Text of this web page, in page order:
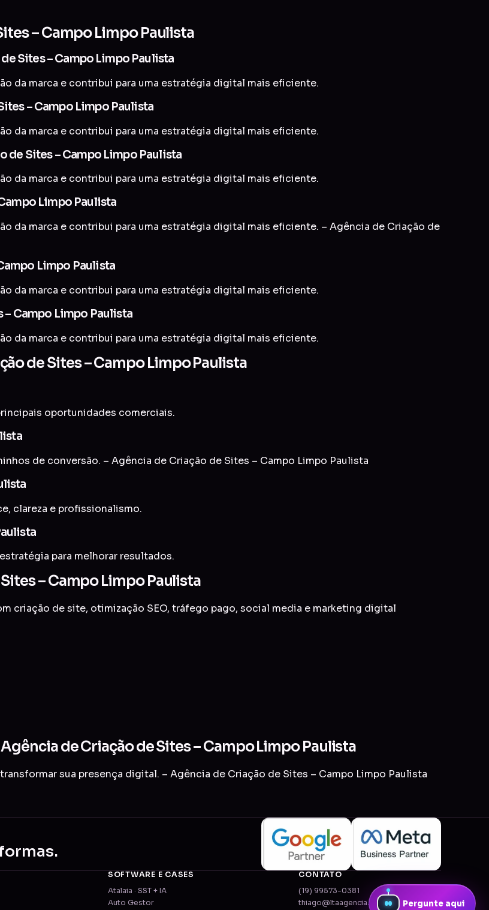
– Campo Limpo Paulista
Sites – Campo Limpo Paulista
da marca e contribui para uma estratégia digital mais eficiente.
– Campo Limpo Paulista
da marca e contribui para uma estratégia digital mais eficiente.
de Sites – Campo Limpo Paulista
da marca e contribui para uma estratégia digital mais eficiente.
Limpo Paulista
da marca e contribui para uma estratégia digital mais eficiente. – Agência de Criação de
Limpo Paulista
da marca e contribui para uma estratégia digital mais eficiente.
– Campo Limpo Paulista
da marca e contribui para uma estratégia digital mais eficiente.
de Sites – Campo Limpo Paulista
oportunidades comerciais.
de conversão. – Agência de Criação de Sites – Campo Limpo Paulista
clareza e profissionalismo.
para melhorar resultados.
– Campo Limpo Paulista
criação de site, otimização SEO, tráfego pago, social media e marketing digital
de Criação de Sites – Campo Limpo Paulista
sua presença digital. – Agência de Criação de Sites – Campo Limpo Paulista
SOFTWARE E CASES
Atalaia · SST + IA
Auto Gestor
CONTATO
(19) 99573-0381
thiago@ltaagencia.com.br
Pergunte aqui